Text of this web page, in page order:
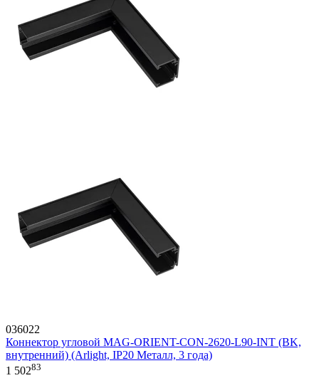
036022
Коннектор угловой MAG-ORIENT-CON-2620-L90-INT (BK,
внутренний) (Arlight, IP20 Металл, 3 года)
1 50283